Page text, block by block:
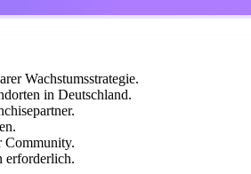
Wachstumsstrategie.
in Deutschland.
Community.
erforderlich.